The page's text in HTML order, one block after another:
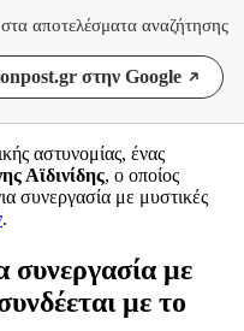
αποτελέσματα αναζήτησης
στην Google
αστυνομίας, ένας
Αϊδινίδης, ο οποίος
συνεργασία με μυστικές
.
συνεργασία με
με το